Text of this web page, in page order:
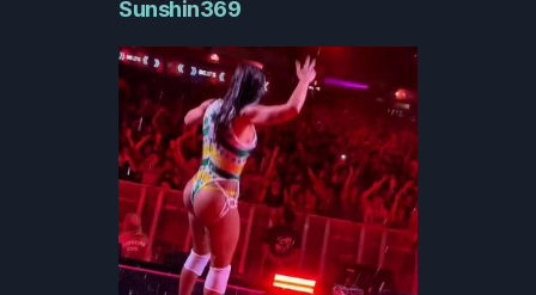
Sunshin369